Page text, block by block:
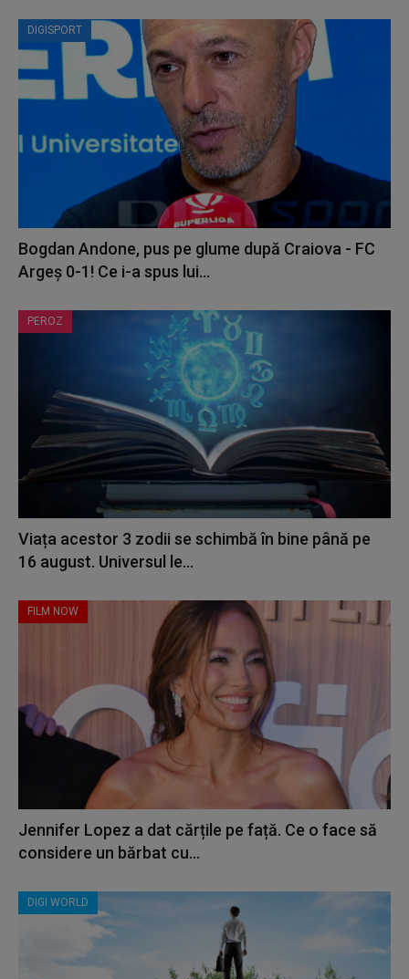
DIGISPORT
Bogdan Andone, pus pe glume după Craiova - FC
Argeș 0-1! Ce i-a spus lui...
PEROZ
Viața acestor 3 zodii se schimbă în bine până pe
16 august. Universul le...
FILM NOW
Jennifer Lopez a dat cărțile pe față. Ce o face să
considere un bărbat cu...
DIGI WORLD